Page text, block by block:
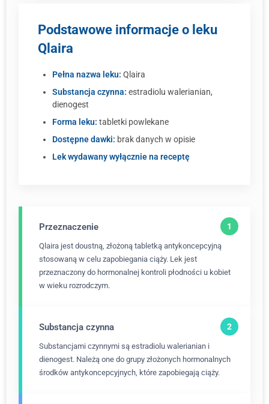
Podstawowe informacje o leku
Qlaira
Pełna nazwa leku: Qlaira
Substancja czynna: estradiolu walerianian,
dienogest
Forma leku: tabletki powlekane
Dostępne dawki: brak danych w opisie
Lek wydawany wyłącznie na receptę
Przeznaczenie
Qlaira jest doustną, złożoną tabletką antykoncepcyjną
stosowaną w celu zapobiegania ciąży. Lek jest
przeznaczony do hormonalnej kontroli płodności u kobiet
w wieku rozrodczym.
Substancja czynna
Substancjami czynnymi są estradiolu walerianian i
dienogest. Należą one do grupy złożonych hormonalnych
środków antykoncepcyjnych, które zapobiegają ciąży.